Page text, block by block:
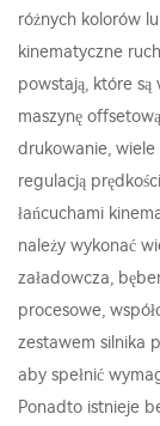
różnych kolorów
kinematyczne
powstają, które są
maszynę
drukowanie,
regulacją
łańcuchami
należy wykonać
załadowcza,
procesowe,
zestawem silnika
aby spełnić
Ponadto istnieje